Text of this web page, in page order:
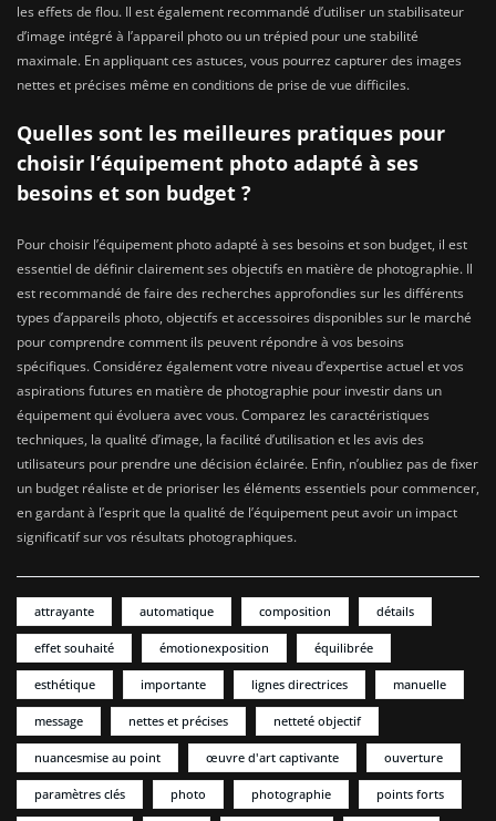
les effets de flou. Il est également recommandé d’utiliser un stabilisateur
d’image intégré à l’appareil photo ou un trépied pour une stabilité
maximale. En appliquant ces astuces, vous pourrez capturer des images
nettes et précises même en conditions de prise de vue difficiles.
Quelles sont les meilleures pratiques pour
choisir l’équipement photo adapté à ses
besoins et son budget ?
Pour choisir l’équipement photo adapté à ses besoins et son budget, il est
essentiel de définir clairement ses objectifs en matière de photographie. Il
est recommandé de faire des recherches approfondies sur les différents
types d’appareils photo, objectifs et accessoires disponibles sur le marché
pour comprendre comment ils peuvent répondre à vos besoins
spécifiques. Considérez également votre niveau d’expertise actuel et vos
aspirations futures en matière de photographie pour investir dans un
équipement qui évoluera avec vous. Comparez les caractéristiques
techniques, la qualité d’image, la facilité d’utilisation et les avis des
utilisateurs pour prendre une décision éclairée. Enfin, n’oubliez pas de fixer
un budget réaliste et de prioriser les éléments essentiels pour commencer,
en gardant à l’esprit que la qualité de l’équipement peut avoir un impact
significatif sur vos résultats photographiques.
attrayante automatique composition détails
effet souhaité émotionexposition équilibrée
esthétique importante lignes directrices manuelle
message nettes et précises netteté objectif
nuancesmise au point œuvre d'art captivante ouverture
paramètres clés photo photographie points forts